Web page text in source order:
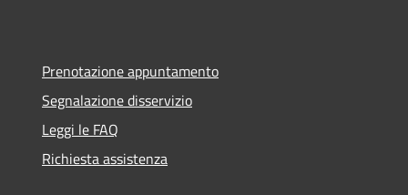
Prenotazione appuntamento
Segnalazione disservizio
Leggi le FAQ
Richiesta assistenza